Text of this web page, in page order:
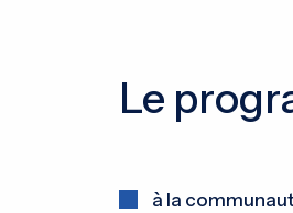
Le
à la